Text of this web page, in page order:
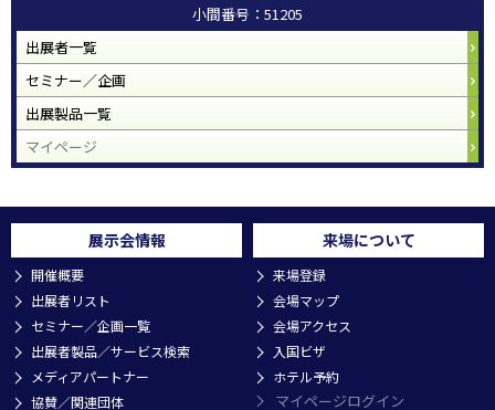
小間番号：51205
出展者一覧
セミナー／企画
出展製品一覧
マイページ
展示会情報
開催概要
出展者リスト
セミナー／企画一覧
出展者製品／サービス検索
メディアパートナー
協賛／関連団体
来場について
来場登録
会場マップ
会場アクセス
入国ビザ
ホテル予約
マイページログイン